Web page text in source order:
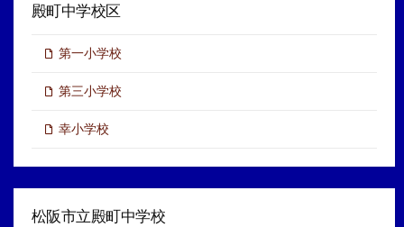
殿町中学校区
第一小学校
第三小学校
幸小学校
松阪市立殿町中学校